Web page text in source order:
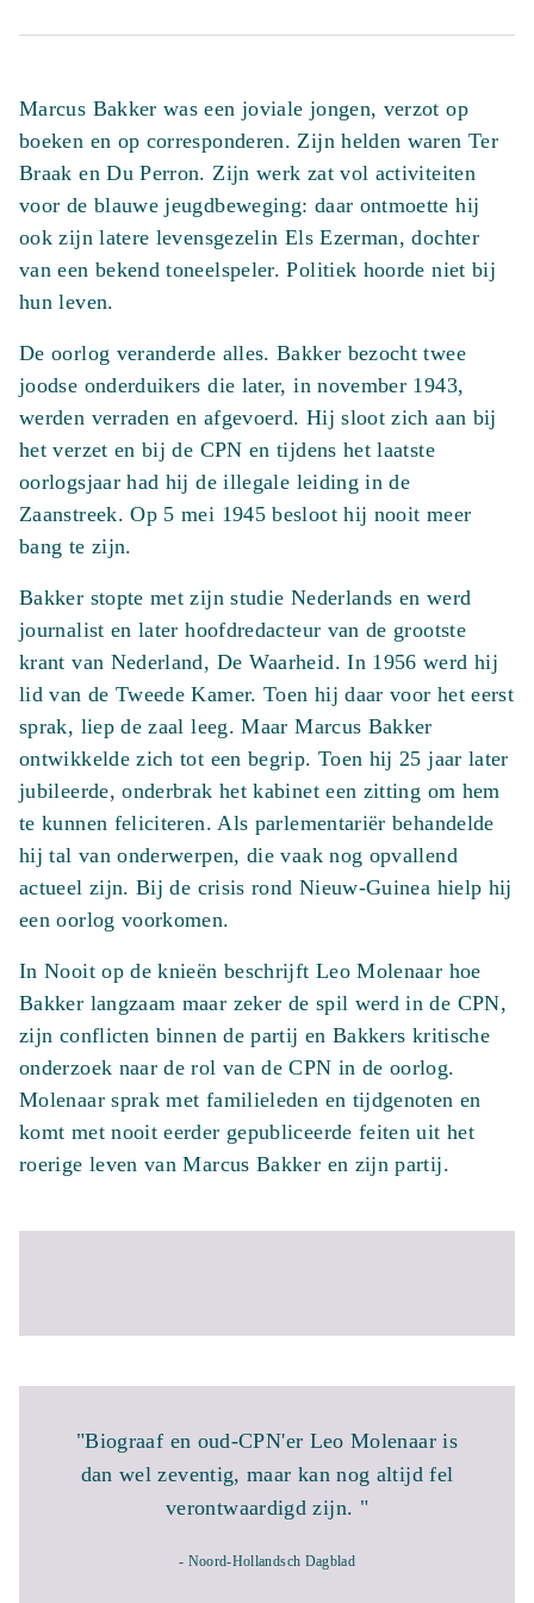
knieën
Marcus Bakker was een joviale jongen, verzot op
boeken en op corresponderen. Zijn helden waren Ter
Braak en Du Perron. Zijn werk zat vol activiteiten
voor de blauwe jeugdbeweging: daar ontmoette hij
ook zijn latere levensgezelin Els Ezerman, dochter
van een bekend toneelspeler. Politiek hoorde niet bij
hun leven.
De oorlog veranderde alles. Bakker bezocht twee
joodse onderduikers die later, in november 1943,
werden verraden en afgevoerd. Hij sloot zich aan bij
het verzet en bij de CPN en tijdens het laatste
oorlogsjaar had hij de illegale leiding in de
Zaanstreek. Op 5 mei 1945 besloot hij nooit meer
bang te zijn.
Bakker stopte met zijn studie Nederlands en werd
journalist en later hoofdredacteur van de grootste
krant van Nederland, De Waarheid. In 1956 werd hij
lid van de Tweede Kamer. Toen hij daar voor het eerst
sprak, liep de zaal leeg. Maar Marcus Bakker
ontwikkelde zich tot een begrip. Toen hij 25 jaar later
jubileerde, onderbrak het kabinet een zitting om hem
te kunnen feliciteren. Als parlementariër behandelde
hij tal van onderwerpen, die vaak nog opvallend
actueel zijn. Bij de crisis rond Nieuw-Guinea hielp hij
een oorlog voorkomen.
In Nooit op de knieën beschrijft Leo Molenaar hoe
Bakker langzaam maar zeker de spil werd in de CPN,
zijn conflicten binnen de partij en Bakkers kritische
onderzoek naar de rol van de CPN in de oorlog.
Molenaar sprak met familieleden en tijdgenoten en
komt met nooit eerder gepubliceerde feiten uit het
roerige leven van Marcus Bakker en zijn partij.
"Biograaf en oud-CPN'er Leo Molenaar is
dan wel zeventig, maar kan nog altijd fel
verontwaardigd zijn. "
- Noord-Hollandsch Dagblad